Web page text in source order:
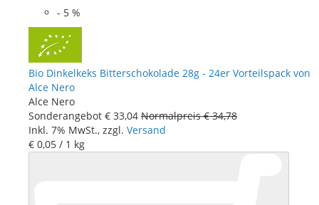
- 5 %
Bio Dinkelkeks Bitterschokolade 28g - 24er Vorteilspack von
Alce Nero
Alce Nero
Sonderangebot € 33,04 Normalpreis € 34,78
Inkl. 7% MwSt., zzgl. Versand
€ 0,05 / 1 kg